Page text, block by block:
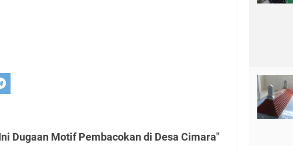
Dugaan Motif Pembacokan di Desa Cimara"